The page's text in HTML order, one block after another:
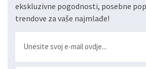
ekskluzivne pogodnosti, posebne
trendove za vaše najmlađe!